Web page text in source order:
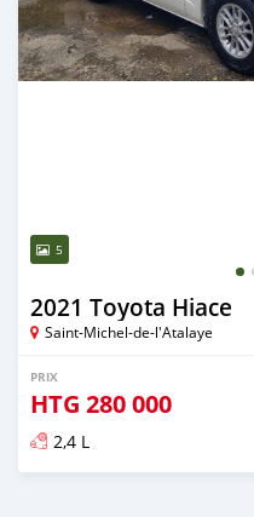
5
2021 Toyota Hiace
Saint-Michel-de-l'Atalaye
PRIX
HTG 280 000
2,4 L